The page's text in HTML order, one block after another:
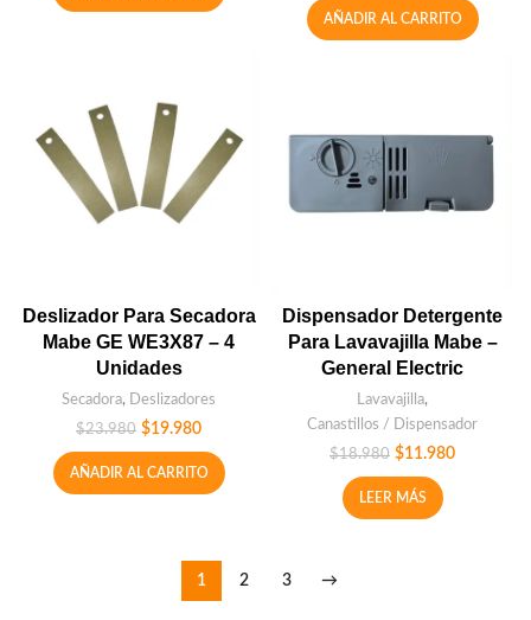
AÑADIR AL CARRITO
Deslizador Para Secadora
Mabe GE WE3X87 – 4
Unidades
Secadora, Deslizadores
$23.980 $19.980
AÑADIR AL CARRITO
Dispensador Detergente
Para Lavavajilla Mabe –
General Electric
Lavavajilla,
Canastillos / Dispensador
$18.980 $11.980
LEER MÁS
1 2 3 →